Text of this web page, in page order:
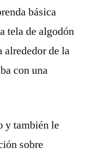
básica
tela de algodón
alrededor de la
con una
y también le
sobre